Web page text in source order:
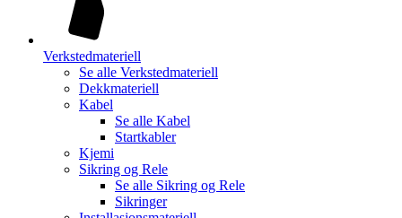
Verkstedmateriell
Se alle Verkstedmateriell
Dekkmateriell
Kabel
Se alle Kabel
Startkabler
Kjemi
Sikring og Rele
Se alle Sikring og Rele
Sikringer